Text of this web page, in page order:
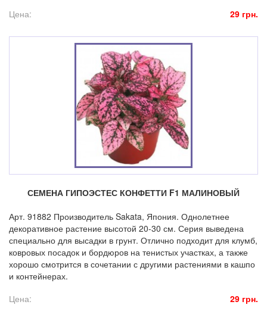
Цена:
29 грн.
СЕМЕНА ГИПОЭСТЕС КОНФЕТТИ F1 МАЛИНОВЫЙ
Арт. 91882 Производитель Sakata, Япония. Однолетнее
декоративное растение высотой 20-30 см. Серия выведена
специально для высадки в грунт. Отлично подходит для клумб,
ковровых посадок и бордюров на тенистых участках, а также
хорошо смотрится в сочетании с другими растениями в кашпо
и контейнерах.
Цена:
29 грн.